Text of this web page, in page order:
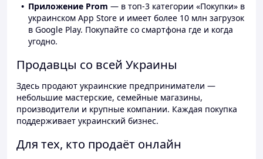
Приложение Prom — в топ-3 категории «Покупки» в
украинском App Store и имеет более 10 млн загрузок
в Google Play. Покупайте со смартфона где и когда
угодно.
Продавцы со всей Украины
Здесь продают украинские предприниматели —
небольшие мастерские, семейные магазины,
производители и крупные компании. Каждая покупка
поддерживает украинский бизнес.
Для тех, кто продаёт онлайн